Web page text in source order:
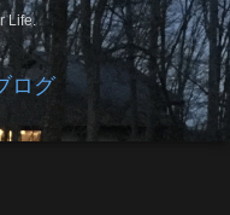
Life.
ログ